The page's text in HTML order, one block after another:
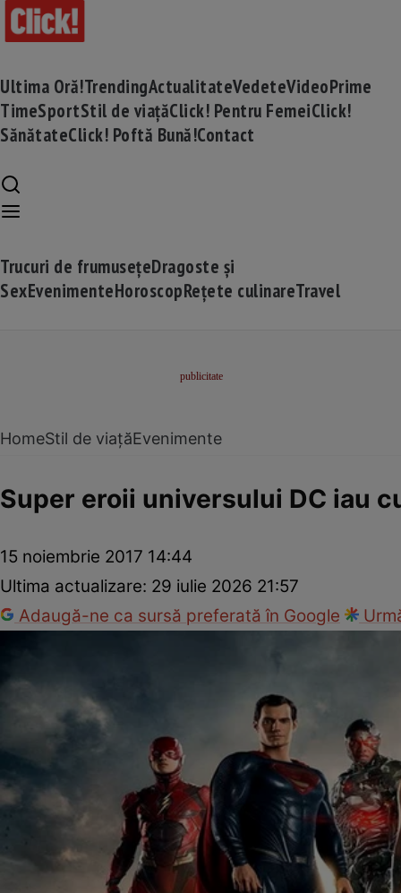
Ultima Oră!TrendingActualitateVedeteVideoPrime
TimeSportStil de viațăClick! Pentru FemeiClick!
SănătateClick! Poftă Bună!Contact
Trucuri de frumusețeDragoste și
SexEvenimenteHoroscopRețete culinareTravel
HomeStil de viațăEvenimente
Super eroii universului DC iau
15 noiembrie 2017 14:44
Ultima actualizare: 29 iulie 2026 21:57
Adaugă-ne ca sursă preferată în Google